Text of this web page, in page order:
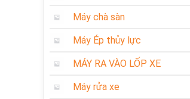
Máy chà sàn
Máy Ép thủy lực
MÁY RA VÀO LỐP XE
Máy rửa xe